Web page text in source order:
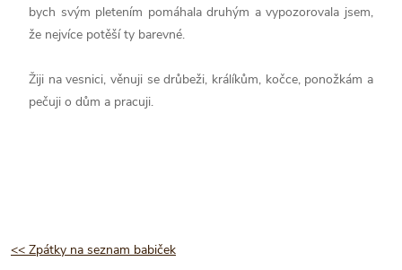
bych svým pletením pomáhala druhým a vypozorovala jsem,
že nejvíce potěší ty barevné.
Žiji na vesnici, věnuji se drůbeži, králíkům, kočce, ponožkám a
pečuji o dům a pracuji.
<< Zpátky na seznam babiček